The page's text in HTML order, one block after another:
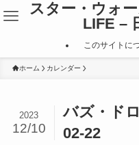
スター・ウォ
LIFE –
このサイトに
ホーム カレンダー
バズ・ド
02-22
2023
12/10